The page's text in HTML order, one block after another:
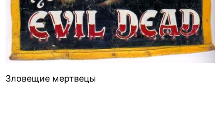
Зловещие мертвецы